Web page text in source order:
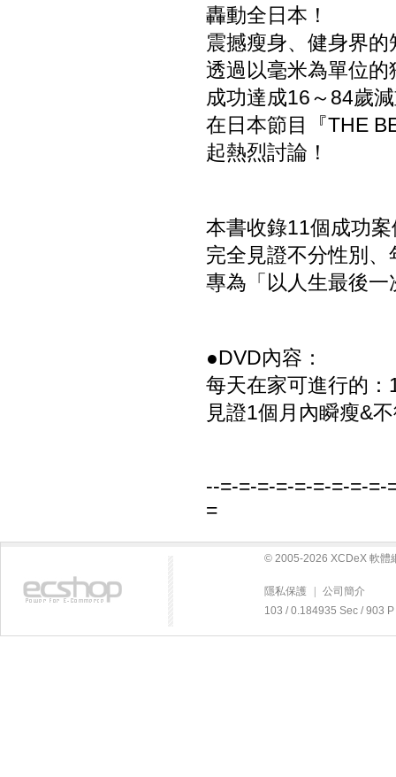
轟動全日本！
震撼瘦身、健身界
透過以毫米為單位
成功達成16～84歲
在日本節目『THE
起熱烈討論！
本書收錄11個成功案
完全見證不分性別
專為「以人生最後
●DVD內容：
每天在家可進行的
見證1個月內瞬瘦&
--=-=-=-=-=-=-=-=-=-
=
© 2005-2026 XCDeX 軟體
隱私保護
公司簡介
103 / 0.184935 Sec / 903